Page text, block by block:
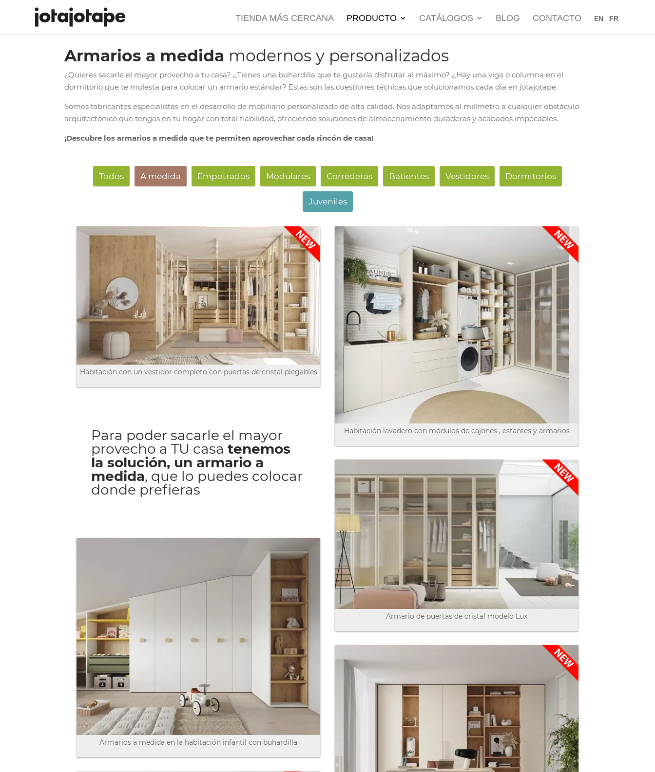
TIENDA MÁS CERCANA PRODUCTO CATÁLOGOS BLOG CONTACTO EN FR
Armarios a medida modernos y personalizados
¿Quieres sacarle el mayor provecho a tu casa? ¿Tienes una buhardilla que te gustaría disfrutar al máximo? ¿Hay una viga o columna en el
dormitorio que te molesta para colocar un armario estándar? Estas son las cuestiones técnicas que solucionamos cada día en jotajotape.
Somos fabricantes especialistas en el desarrollo de mobiliario personalizado de alta calidad. Nos adaptamos al milímetro a cualquier obstáculo
arquitectónico que tengas en tu hogar con total fiabilidad, ofreciendo soluciones de almacenamiento duraderas y acabados impecables.
¡Descubre los armarios a medida que te permiten aprovechar cada rincón de casa!
Todos A medida Empotrados Modulares Correderas Batientes Vestidores Dormitorios
Juveniles
Habitación con un vestidor completo con puertas de cristal plegables
Habitación lavadero con módulos de cajones , estantes y armarios
Para poder sacarle el mayor
provecho a TU casa tenemos
la solución, un armario a
medida, que lo puedes colocar
donde prefieras
Armario de puertas de cristal modelo Lux
Armarios a medida en la habitación infantil con buhardilla